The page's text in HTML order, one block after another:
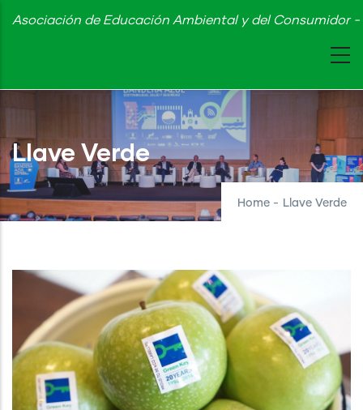
Skip
content
Asociación de Educación Ambiental y del Consumidor
Llave Verde
Home - Llave Verde